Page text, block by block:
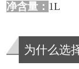
净含量： 1L
为什么选